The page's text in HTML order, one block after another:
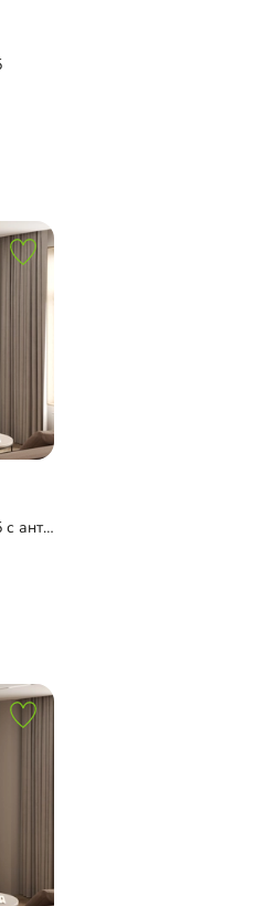
Распашной шкаф Капса-1.5 с антресолью